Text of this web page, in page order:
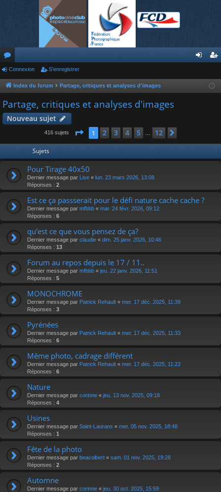
or
u
m
s
nr
r
Connexion S’enregistrer
Index du forum Partage, critiques et analyses d'images
Partage, critiques et analyses d'images
Nouveau sujet
416 sujets Page 1sur 12
1 2 3 4 5 12
Sujets
Pour Tirage 40x50
Dernier message par Lise « lun. 23 mars 2026, 13:08
Réponses : 2
Est ce ça passserait pour le défi nature cache cache ?
Dernier message par mfbbb « mar. 24 févr. 2026, 09:12
Réponses : 6
qu'est ce que vous pensez de ça?
Dernier message par claudie « dim. 25 janv. 2026, 10:46
Réponses : 13
Forum au repos depuis le 17 / 11..
Dernier message par mfbbb « jeu. 22 janv. 2026, 11:51
Réponses : 5
MONOCHROME
Dernier message par Patrick Rehault « mer. 17 déc. 2025, 11:39
Réponses : 3
Pyrénées
Dernier message par Patrick Rehault « mer. 17 déc. 2025, 11:33
Réponses : 6
Même photo, cadrage différent
Dernier message par Patrick Rehault « mer. 17 déc. 2025, 11:22
Réponses : 6
Nature
Dernier message par corinne « jeu. 13 nov. 2025, 09:18
Réponses : 4
Usines
Dernier message par Saint-Laurans « mer. 05 nov. 2025, 18:48
Réponses : 1
Fête de la photo
Dernier message par beacolbert « sam. 01 nov. 2025, 19:28
Réponses : 2
Automne
Dernier message par corinne « jeu. 30 oct. 2025, 15:59